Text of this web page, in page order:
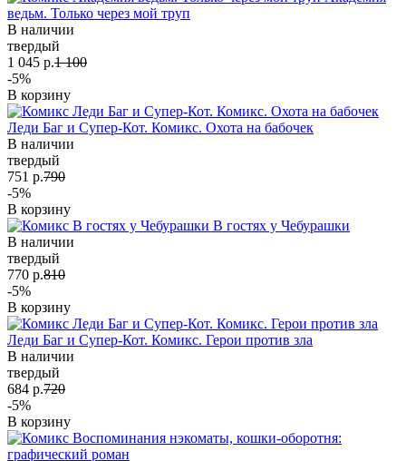
ведьм. Только через мой труп
В наличии
твердый
1 045 р.1 100
-5%
В корзину
Леди Баг и Супер-Кот. Комикс. Охота на бабочек
В наличии
твердый
751 р.790
-5%
В корзину
В гостях у Чебурашки
В наличии
твердый
770 р.810
-5%
В корзину
Леди Баг и Супер-Кот. Комикс. Герои против зла
В наличии
твердый
684 р.720
-5%
В корзину